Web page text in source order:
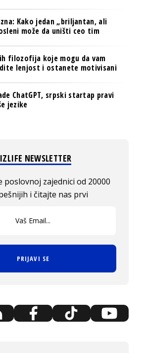
Kako jedan „briljantan, ali
može da uništi ceo tim
filozofija koje mogu da vam
lenjost i ostanete motivisani
ChatGPT, srpski startap pravi
jezike
NEWSLETTER
poslovnoj zajednici od 20000
i čitajte nas prvi
PRIJAVI SE